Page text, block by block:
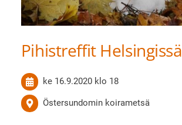
Pihistreffit Helsingissä
ke 16.9.2020 klo 18
Östersundomin koirametsä